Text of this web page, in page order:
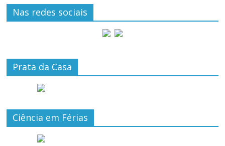
Nas redes sociais
Prata da Casa
Ciência em Férias